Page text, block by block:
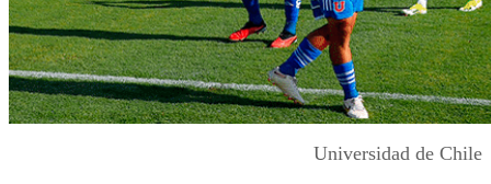
Universidad de Chile